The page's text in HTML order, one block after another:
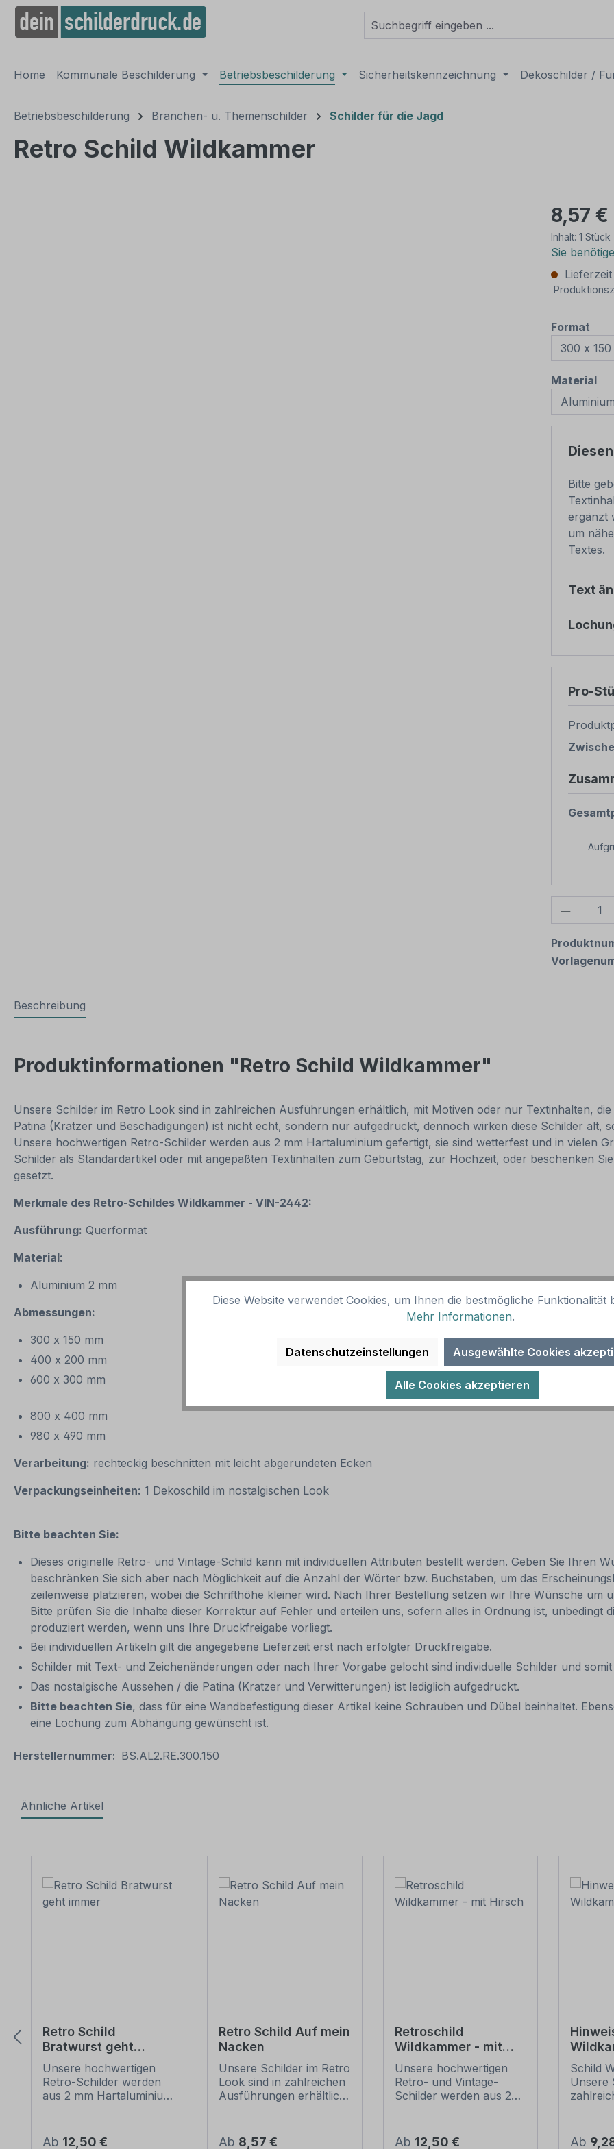
Zur Hauptnavigation springen
Home Kommunale Beschilderung Betriebsbeschilderung Sicherheitskennzeichnung Dekoschilder /
Betriebsbeschilderung Branchen- u. Themenschilder Schilder für die Jagd
Retro Schild Wildkammer
8,57 €
Inhalt: 1 Stück
Sie
Format
Material
Bitte
ergänzt
um
Textes.
Text
Pro-
Beschreibung
Produktinformationen "Retro Schild Wildkammer"
Unsere Schilder im Retro Look sind in zahlreichen Ausführungen erhältlich, mit Motiven oder nur Textinhalten,
Patina (Kratzer und Beschädigungen) ist nicht echt, sondern nur aufgedruckt, dennoch wirken diese Schilder alt,
Unsere hochwertigen Retro-Schilder werden aus 2 mm Hartaluminium gefertigt, sie sind wetterfest und in vielen
Schilder als Standardartikel oder mit angepaßten Textinhalten zum Geburtstag, zur Hochzeit, oder beschenken
gesetzt.
Merkmale des Retro-Schildes Wildkammer - VIN-2442:
Ausführung: Querformat
Material:
Aluminium 2 mm
Abmessungen:
300 x 150 mm
400 x 200 mm
600 x 300 mm
800 x 400 mm
980 x 490 mm
Verarbeitung: rechteckig beschnitten mit leicht abgerundeten Ecken
Verpackungseinheiten: 1 Dekoschild im nostalgischen Look
Bitte beachten Sie:
Dieses originelle Retro- und Vintage-Schild kann mit individuellen Attributen bestellt werden. Geben Sie Ihren
beschränken Sie sich aber nach Möglichkeit auf die Anzahl der Wörter bzw. Buchstaben, um das
zeilenweise platzieren, wobei die Schrifthöhe kleiner wird. Nach Ihrer Bestellung setzen wir Ihre Wünsche um
Bitte prüfen Sie die Inhalte dieser Korrektur auf Fehler und erteilen uns, sofern alles in Ordnung ist, unbedingt
produziert werden, wenn uns Ihre Druckfreigabe vorliegt.
Bei individuellen Artikeln gilt die angegebene Lieferzeit erst nach erfolgter Druckfreigabe.
Schilder mit Text- und Zeichenänderungen oder nach Ihrer Vorgabe gelocht sind individuelle Schilder und
Das nostalgische Aussehen / die Patina (Kratzer und Verwitterungen) ist lediglich aufgedruckt.
Bitte beachten Sie, dass für eine Wandbefestigung dieser Artikel keine Schrauben und Dübel beinhaltet.
eine Lochung zum Abhängung gewünscht ist.
Herstellernummer: BS.AL2.RE.300.150
Ähnliche Artikel
Retro Schild
Bratwurst geht
immer
Unsere hochwertigen
Retro-Schilder werden
aus 2 mm Hartaluminium
Größen erhältlich.
Regulärer Preis:
Ab 12,50 €
Retro Schild Auf mein
Nacken
Unsere Schilder im Retro
Look sind in zahlreichen
Ausführungen erhältlich,
Artikel individualisiert
Regulärer Preis:
Ab 8,57 €
Retroschild
Wildkammer - mit
Hirsch
Unsere hochwertigen
Retro- und Vintage-
Schilder werden aus 2
wetterfest und in vielen
Regulärer Preis:
Ab 12,50 €
Schild
Unsere
Ihrem
Ab
Diese Website verwendet Cookies, um Ihnen die bestmögliche Funktionalität
Mehr Informationen.
Datenschutzeinstellungen Ausgewählte Cookies
Alle Cookies akzeptieren